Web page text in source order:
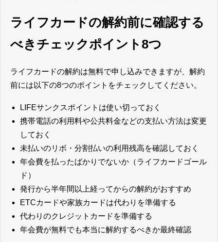
ライフカードの解約前に確認する
べきチェックポイント8つ
ライフカードの解約は無料で申し込みできますが、解約
前には以下の8つのポイントをチェックしてください。
LIFEサンクスポイントは使い切っておく
携帯電話の利用料や公共料金などの支払い方法は変更
しておく
未払いのリボ・分割払いの利用残高を確認しておく
年会費を払ったばかりでないか（ライフカードゴール
ド）
発行から半年間以上経ってからの解約がおすすめ
ETCカードや家族カードは代わりを準備する
代わりのクレジットカードを準備する
年会費が無料でも本当に解約するべきか最終確認